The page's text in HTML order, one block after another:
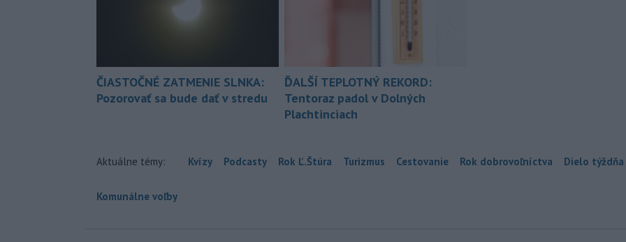
ČIASTOČNÉ ZATMENIE SLNKA:
Pozorovať sa bude dať v stredu
ĎALŠÍ TEPLOTNÝ REKORD:
Tentoraz padol v Dolných
Plachtinciach
Aktuálne témy: Kvízy Podcasty Rok Ľ.Štúra Turizmus Cestovanie Rok dobrovoľníctva Dielo týždňa
Komunálne voľby